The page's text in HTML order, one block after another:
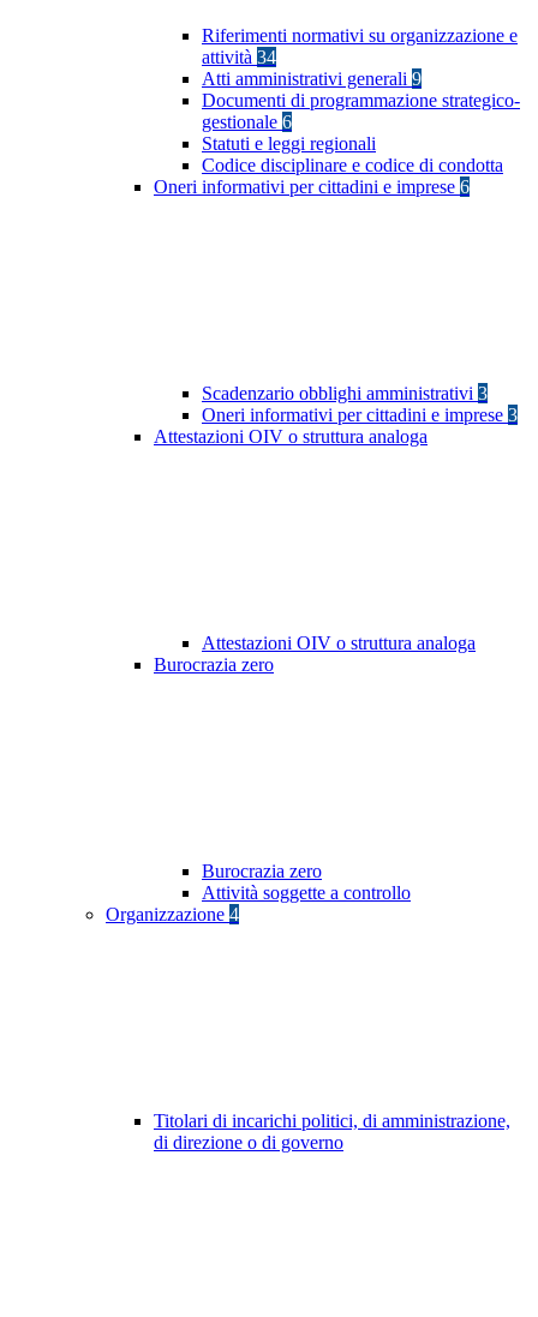
Riferimenti normativi su organizzazione e
attività 34
Atti amministrativi generali 9
Documenti di programmazione strategico-
gestionale 6
Statuti e leggi regionali
Codice disciplinare e codice di condotta
Oneri informativi per cittadini e imprese 6
Scadenzario obblighi amministrativi 3
Oneri informativi per cittadini e imprese 3
Attestazioni OIV o struttura analoga
Attestazioni OIV o struttura analoga
Burocrazia zero
Burocrazia zero
Attività soggette a controllo
Organizzazione 4
Titolari di incarichi politici, di amministrazione,
di direzione o di governo